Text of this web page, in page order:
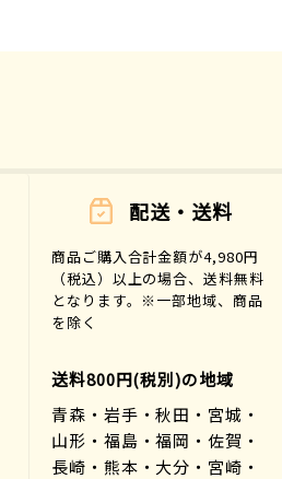
配送・送料
商品ご購入合計金額が4,980円
（税込）以上の場合、送料無料
となります。※一部地域、商品
を除く
送料800円(税別)の地域
青森・岩手・秋田・宮城・
山形・福島・福岡・佐賀・
長崎・熊本・大分・宮崎・